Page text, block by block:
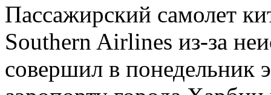
Пассажирский самолет
Southern Airlines из-за
совершил в понедельник